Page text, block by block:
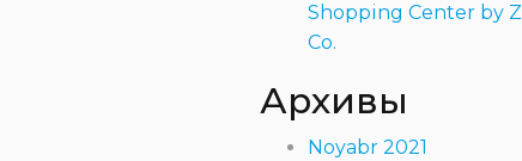
Shopping Center by
Co.
Архивы
Noyabr 2021